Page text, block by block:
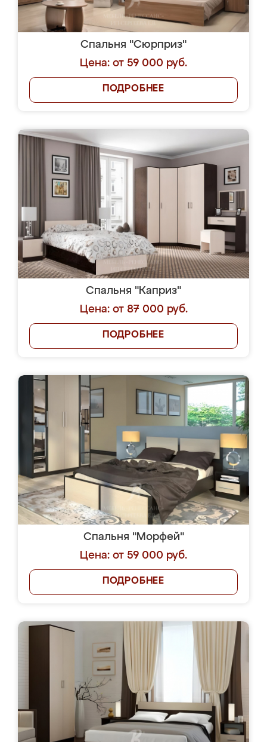
Спальня "Сюрприз"
Цена: от 59 000 руб.
ПОДРОБНЕЕ
Спальня "Каприз"
Цена: от 87 000 руб.
ПОДРОБНЕЕ
Спальня "Морфей"
Цена: от 59 000 руб.
ПОДРОБНЕЕ